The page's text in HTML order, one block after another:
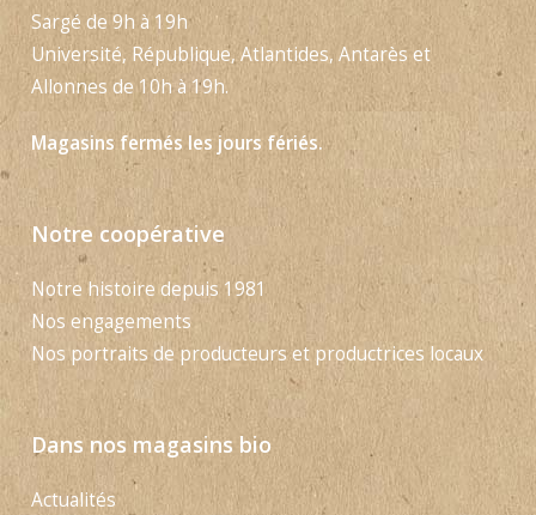
Sargé de 9h à 19h
Université, République, Atlantides, Antarès et
Allonnes de 10h à 19h.
Magasins fermés les jours fériés.
Notre coopérative
Notre histoire depuis 1981
Nos engagements
Nos portraits de producteurs et productrices locaux
Dans nos magasins bio
Actualités